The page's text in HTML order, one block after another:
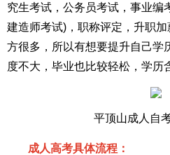
究生考试，公务员考试，事业编
建造师考试)，职称评定，升职
方很多，所以有想要提升自己学
度不大，毕业也比较轻松，学历
平顶山成人自
成人高考具体流程：